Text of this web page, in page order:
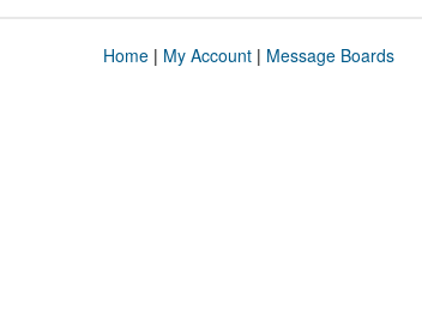
Home| My Account| Message Boards